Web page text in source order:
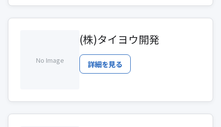
No Image
(株)タイヨウ開発
詳細を見る